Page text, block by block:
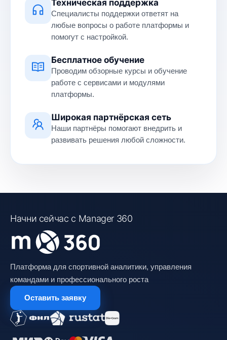
Техническая поддержка
Специалисты поддержки ответят на
любые вопросы о работе платформы и
помогут с настройкой.
Бесплатное обучение
Проводим обзорные курсы и обучение
работе с сервисами и модулями
платформы.
Широкая партнёрская сеть
Наши партнёры помогают внедрить и
развивать решения любой сложности.
Начни сейчас с Manager 360
Платформа для спортивной аналитики, управления
командами и профессионального роста
Оставить заявку